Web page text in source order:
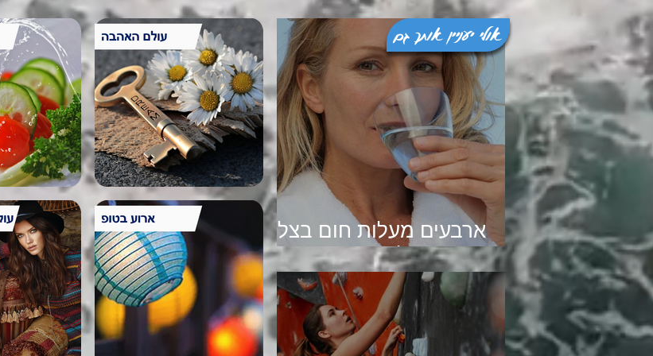
ארבעים מעלות חום בצל –
ואיפה הצל?
אולי יעניין אותך גם